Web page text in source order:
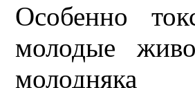
Особенно
молодые
молодняка